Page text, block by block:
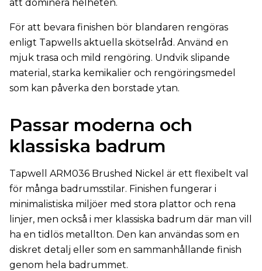
att dominera helheten.
För att bevara finishen bör blandaren rengöras
enligt Tapwells aktuella skötselråd. Använd en
mjuk trasa och mild rengöring. Undvik slipande
material, starka kemikalier och rengöringsmedel
som kan påverka den borstade ytan.
Passar moderna och
klassiska badrum
Tapwell ARM036 Brushed Nickel är ett flexibelt val
för många badrumsstilar. Finishen fungerar i
minimalistiska miljöer med stora plattor och rena
linjer, men också i mer klassiska badrum där man vill
ha en tidlös metallton. Den kan användas som en
diskret detalj eller som en sammanhållande finish
genom hela badrummet.